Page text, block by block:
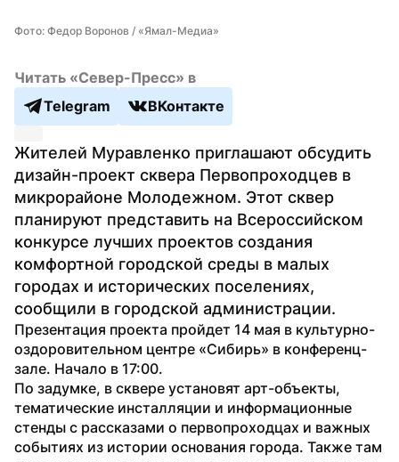
Фото: Федор Воронов / «Ямал-Медиа»
Читать «Север-Пресс» в
Telegram
ВКонтакте
Жителей Муравленко приглашают обсудить
дизайн-проект сквера Первопроходцев в
микрорайоне Молодежном. Этот сквер
планируют представить на Всероссийском
конкурсе лучших проектов создания
комфортной городской среды в малых
городах и исторических поселениях,
сообщили в городской администрации.
Презентация проекта пройдет 14 мая в культурно-
оздоровительном центре «Сибирь» в конференц-
зале. Начало в 17:00.
По задумке, в сквере установят арт-объекты,
тематические инсталляции и информационные
стенды с рассказами о первопроходцах и важных
событиях из истории основания города. Также там